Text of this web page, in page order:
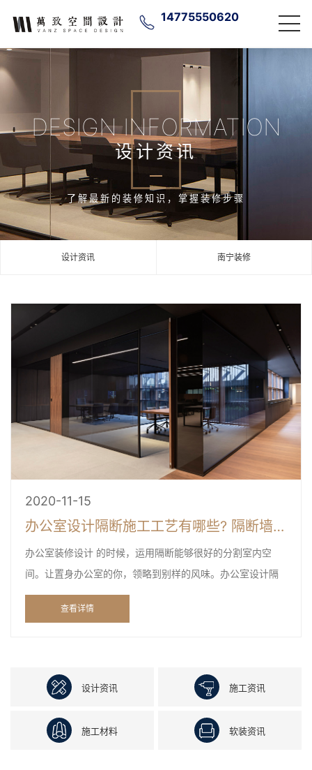
14775550620
DESIGN INFORMATION
设计资讯
了解最新的装修知识，掌握装修步骤
设计资讯 南宁装修
2020-11-15
办公室设计隔断施工工艺有哪些? 隔断墙用什么材料好？
办公室装修设计 的时候，运用隔断能够很好的分割室内空
间。让置身办公室的你，领略到别样的风味。办公室设计隔
断施工工艺有哪些?办公室隔墙装修施工的注意事项是什么?
办公室设...
查看详情
设计资讯 施工资讯
施工材料 软装资讯